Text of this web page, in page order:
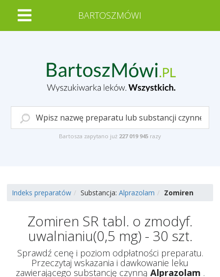
BARTOSZMÓWI
Bartosza zapytano już 227 019 945 razy
Indeks preparatów Substancja: Alprazolam Zomiren
Zomiren SR tabl. o zmodyf.
uwalnianiu(0,5 mg) - 30 szt.
Sprawdź cenę i poziom odpłatności preparatu.
Przeczytaj wskazania i dawkowanie leku
zawierającego substancję czynną Alprazolam .